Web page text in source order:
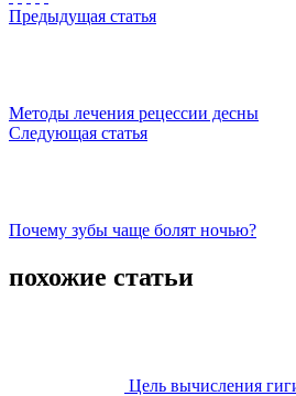
Предыдущая статья
Методы лечения рецессии десны
Следующая статья
Почему зубы чаще болят ночью?
похожие статьи
Цель вычисления